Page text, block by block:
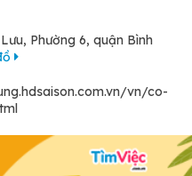
Phường 6, quận Bình
vn/co-